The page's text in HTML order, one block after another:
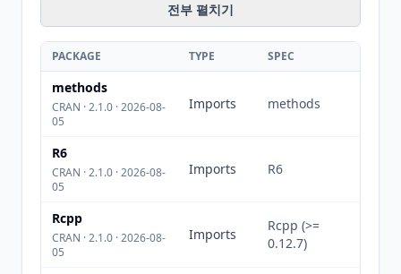
전부 펼치기
PACKAGE TYPE SPEC
methods
CRAN · 2.1.0 · 2026-08-
05
Imports methods
R6
CRAN · 2.1.0 · 2026-08-
05
Imports R6
Rcpp
CRAN · 2.1.0 · 2026-08-
05
Imports
Rcpp (>=
0.12.7)